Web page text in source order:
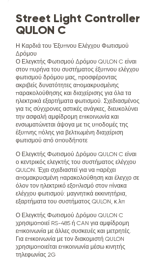
Street Light Controller
QULON C
Η Καρδιά του Έξυπνου Ελέγχου Φωτισμού
Δρόμου
Ο Ελεγκτής Φωτισμού Δρόμου QULON C είναι
στον πυρήνα του συστήματος έξυπνου ελέγχου
φωτισμού δρόμου μας, προσφέροντας
ακριβείς δυνατότητες απομακρυσμένης
παρακολούθησης και διαχείρισης για όλα τα
ηλεκτρικά εξαρτήματα φωτισμού. Σχεδιασμένος
για τις σύγχρονες αστικές ανάγκες, διευκολύνει
την ασφαλή αμφίδρομη επικοινωνία και
ενσωματώνεται άψογα με τις υποδομές της
έξυπνης πόλης για βελτιωμένη διαχείριση
φωτισμού από οπουδήποτε
Ο Ελεγκτής Φωτισμού Δρόμου QULON C είναι
ο κεντρικός ελεγκτής του συστήματος ελέγχου
QULON. Έχει σχεδιαστεί για να παρέχει
απομακρυσμένη παρακολούθηση και έλεγχο σε
όλον τον ηλεκτρικό εξοπλισμό στον πίνακα
ελέγχου φωτισμού: μαγνητικά εκκινητήρια,
εξαρτήματα του συστήματος QULON, κ.λπ
Ο Ελεγκτής Φωτισμού Δρόμου QULON C
χρησιμοποιεί RS-485 ή CAN για αμφίδρομη
επικοινωνία με άλλες συσκευές και μετρητές.
Για επικοινωνία με τον διακομιστή QULON
χρησιμοποιείται επικοινωνία μέσω κινητής
τηλεφωνίας 2G